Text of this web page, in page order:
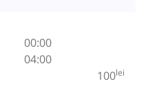
00:00
04:00
100lei